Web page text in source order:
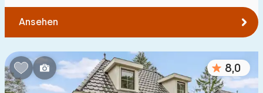
Ansehen
8,0